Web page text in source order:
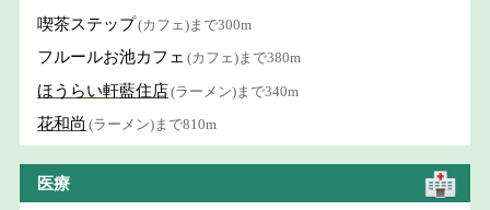
喫茶ステップ(カフェ)まで300m
フルールお池カフェ (カフェ)まで380m
ほうらい軒藍住店(ラーメン)まで340m
花和尚 (ラーメン)まで810m
医療